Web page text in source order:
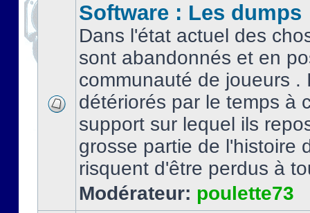
Software : Les dumps
Dans l'état actuel des
sont abandonnés et en
communauté de joueurs .
détériorés par le temps à
support sur lequel ils
grosse partie de l'histoire
risquent d'être perdus à
Modérateur: poulette73